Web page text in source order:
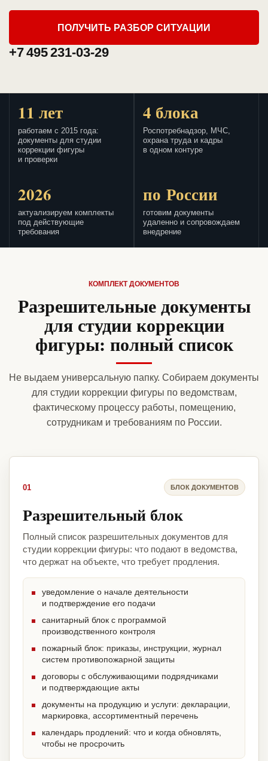
ПОЛУЧИТЬ РАЗБОР СИТУАЦИИ
+7 495 231-03-29
11 лет
работаем с 2015 года:
документы для студии
коррекции фигуры
и проверки
4 блока
Роспотребнадзор, МЧС,
охрана труда и кадры
в одном контуре
2026
актуализируем комплекты
под действующие
требования
по России
готовим документы
удаленно и сопровождаем
внедрение
КОМПЛЕКТ ДОКУМЕНТОВ
Разрешительные документы
для студии коррекции
фигуры: полный список
Не выдаем универсальную папку. Собираем документы
для студии коррекции фигуры по ведомствам,
фактическому процессу работы, помещению,
сотрудникам и требованиям по России.
01 БЛОК ДОКУМЕНТОВ
Разрешительный блок
Полный список разрешительных документов для
студии коррекции фигуры: что подают в ведомства,
что держат на объекте, что требует продления.
уведомление о начале деятельности
и подтверждение его подачи
санитарный блок с программой
производственного контроля
пожарный блок: приказы, инструкции, журнал
систем противопожарной защиты
договоры с обслуживающими подрядчиками
и подтверждающие акты
документы на продукцию и услуги: декларации,
маркировка, ассортиментный перечень
календарь продлений: что и когда обновлять,
чтобы не просрочить